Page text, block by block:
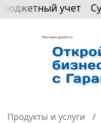
Бюджетный учет
Продукты и услуги